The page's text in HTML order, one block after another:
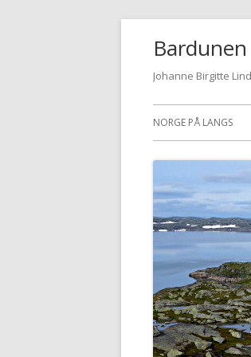
Bardunen
Johanne Birgitte
NORGE PÅ LANGS